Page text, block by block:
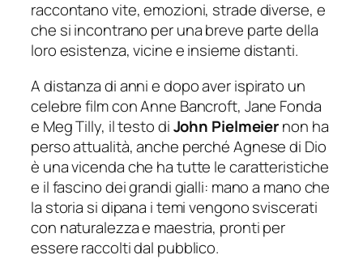
raccontano vite, emozioni, strade diverse, e
che si incontrano per una breve parte della
loro esistenza, vicine e insieme distanti.
A distanza di anni e dopo aver ispirato un
celebre film con Anne Bancroft, Jane Fonda
e Meg Tilly, il testo diJohn Pielmeiernon ha
perso attualità, anche perché Agnese di Dio
è una vicenda che ha tutte le caratteristiche
e il fascino dei grandi gialli: mano a mano che
la storia si dipana i temi vengono sviscerati
con naturalezza e maestria, pronti per
essere raccolti dal pubblico.